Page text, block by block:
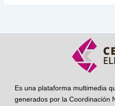
Es una plataforma multimedia
generados por la Coordinación